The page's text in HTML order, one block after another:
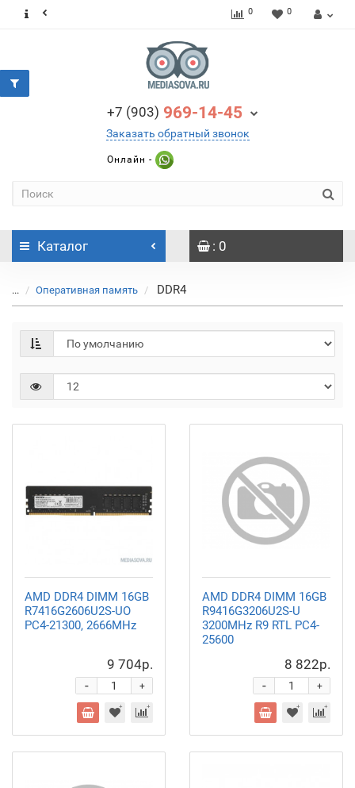
0 0
+7 (903) 969-14-45
Заказать обратный звонок
Онлайн -
Каталог : 0
... Оперативная память DDR4
AMD DDR4 DIMM 16GB
R7416G2606U2S-UO
PC4-21300, 2666MHz
9 704р.
+
-
AMD DDR4 DIMM 16GB
R9416G3206U2S-U
3200MHz R9 RTL PC4-
25600
8 822р.
+
-